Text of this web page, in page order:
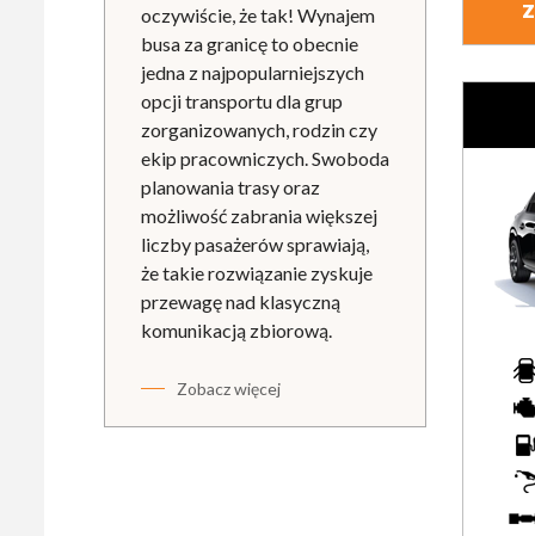
oczywiście, że tak! Wynajem
busa za granicę to obecnie
jedna z najpopularniejszych
opcji transportu dla grup
zorganizowanych, rodzin czy
ekip pracowniczych. Swoboda
planowania trasy oraz
możliwość zabrania większej
liczby pasażerów sprawiają,
że takie rozwiązanie zyskuje
przewagę nad klasyczną
komunikacją zbiorową.
Zobacz więcej